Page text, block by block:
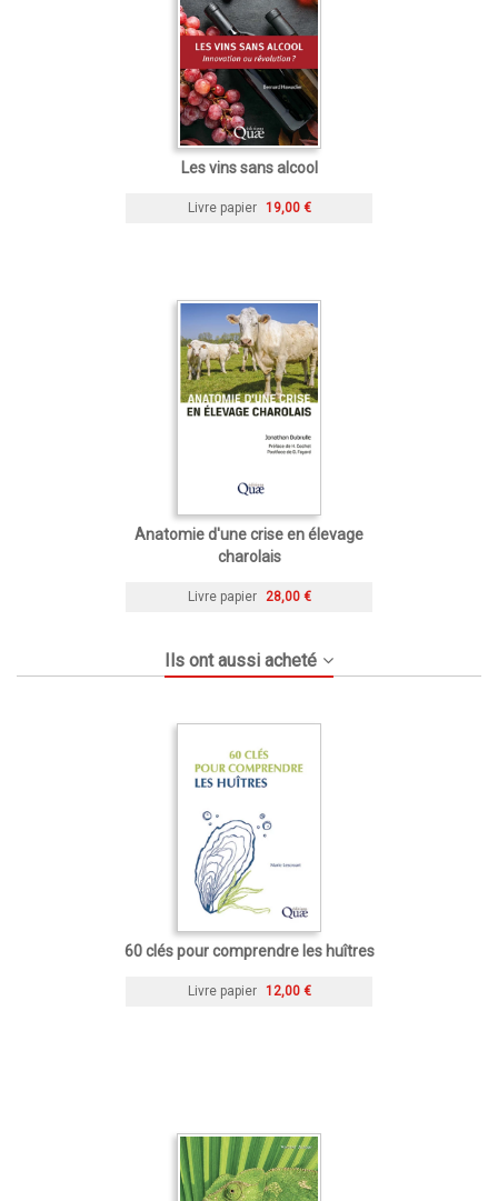
Les vins sans alcool
Livre papier 19,00 €
Anatomie d'une crise en élevage
charolais
Livre papier 28,00 €
Ils ont aussi acheté
60 clés pour comprendre les huîtres
Livre papier 12,00 €